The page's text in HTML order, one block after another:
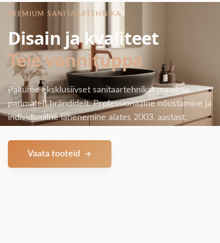
PREMIUM SANITAARTEHNIKA
Disain ja kvaliteet
Teie vannituppa
Pakume eksklusiivset sanitaartehnikat maailma
parimatelt brändidelt. Professionaalne nõustamine ja
individuaalne lähenemine alates 2003. aastast.
Vaata tooteid